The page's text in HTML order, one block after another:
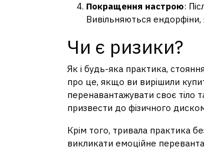
Покращення настрою:
Вивільняються ендорфіни,
Чи є ризики?
Як і будь-яка практика,
про це, якщо ви вирішили
перенавантажувати своє тіло
призвести до фізичного
Крім того, тривала практика
викликати емоційне